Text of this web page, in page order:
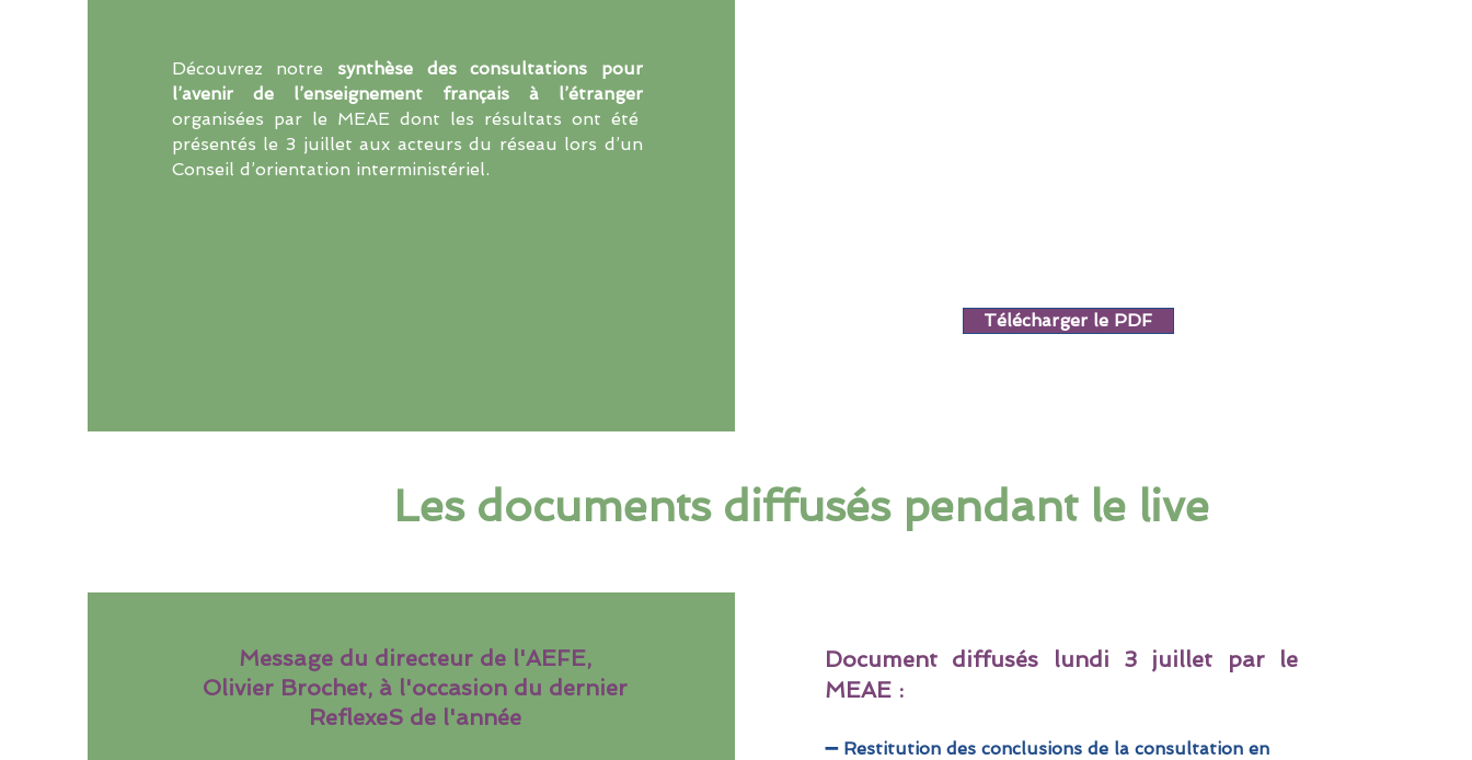
Découvrez notre synthèse des consultations pour
l’avenir de l’enseignement français à l’étranger
organisées par le MEAE dont les résultats ont été
présentés le 3 juillet aux acteurs du réseau lors d’un
Conseil d’orientation interministériel.
Télécharger le PDF
Les documents diffusés pendant le live
Message du directeur de l'AEFE,
Olivier Brochet, à l'occasion du dernier
ReflexeS de l'année
Document diffusés lundi 3 juillet par le
MEAE :
➖ Restitution des conclusions de la consultation en